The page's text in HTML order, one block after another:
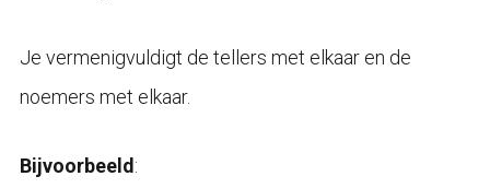
Je vermenigvuldigt de tellers met elkaar en de
noemers met elkaar.
Bijvoorbeeld: